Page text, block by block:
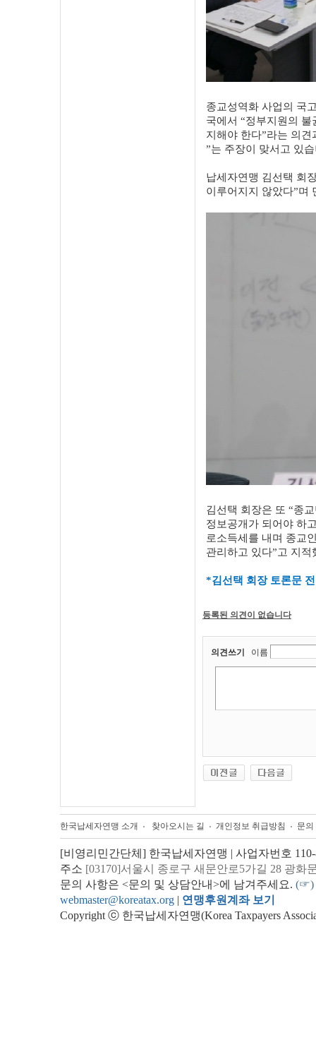
종교성역화 사업의 국
국에서 “정부지원의
지해야 한다”라는 의
”는 주장이 맞서고 있
납세자연맹 김선택 회
이루어지지 않았다”며
김선택 회장은 또 “종
정보공개가 되어야 하
로소득세를 내며 종교
관리하고 있다”고 지적
*김선택 회장 토론문
등록된 의견이 없습니다
의견쓰기 이름
한국납세자연맹 소개 찾아오시는 길 개인정보 취급방침 문
[비영리민간단체] 한국납세자연맹 | 사업자번호
주소 [03170]서울시 종로구 새문안로5가길 28 광화
문의 사항은 <문의 및 상담안내>에 남겨주세요. (☞)
webmaster@koreatax.org | 연맹후원계좌 보기
Copyright ⓒ 한국납세자연맹(Korea Taxpayers